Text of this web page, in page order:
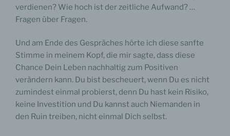
verdienen? Wie hoch ist der zeitliche Aufwand? …
Fragen über Fragen.
Und am Ende des Gespräches hörte ich diese sanfte
Stimme in meinem Kopf, die mir sagte, dass diese
Chance Dein Leben nachhaltig zum Positiven
verändern kann. Du bist bescheuert, wenn Du es nicht
zumindest einmal probierst, denn Du hast kein Risiko,
keine Investition und Du kannst auch Niemanden in
den Ruin treiben, nicht einmal Dich selbst.